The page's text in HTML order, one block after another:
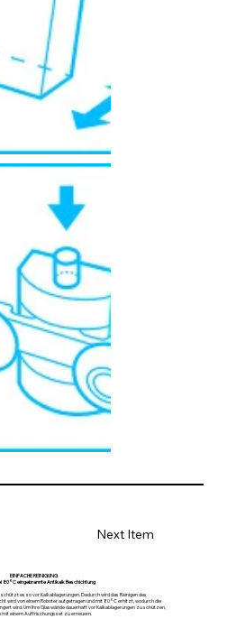
Next Item
EINFACHE REINIGUNG
80°C eingebrannte Antikalk Beschichtung
es so vor Kalkablagerungen. Dadurch wird das Reinigen des
wird von einem Roboter aufgetragen und mit 80°C erhitzt, wodurch die
wird. Um Ihre Glaswände dauerhaft vor Kalkablagerungen zu schützen,
mit einem Auffrischungsset zu erneuern.